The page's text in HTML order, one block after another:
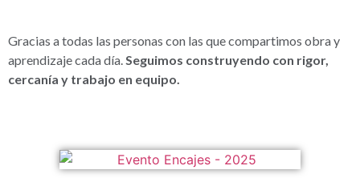
Gracias a todas las personas con las que compartimos obra y
aprendizaje cada día.Seguimos construyendo con rigor,
cercanía y trabajo en equipo.